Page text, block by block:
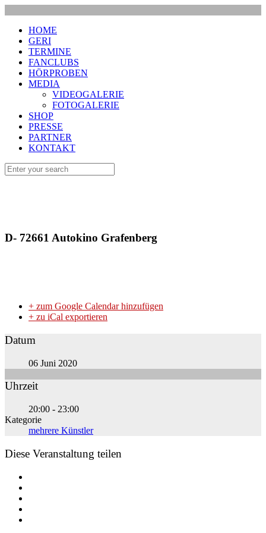
HOME
GERI
TERMINE
FANCLUBS
HÖRPROBEN
MEDIA
VIDEOGALERIE
FOTOGALERIE
SHOP
PRESSE
PARTNER
KONTAKT
D- 72661 Autokino Grafenberg
+ zum Google Calendar hinzufügen
+ zu iCal exportieren
Datum
06 Juni 2020
Uhrzeit
20:00 - 23:00
Kategorie
mehrere Künstler
Diese Veranstaltung teilen